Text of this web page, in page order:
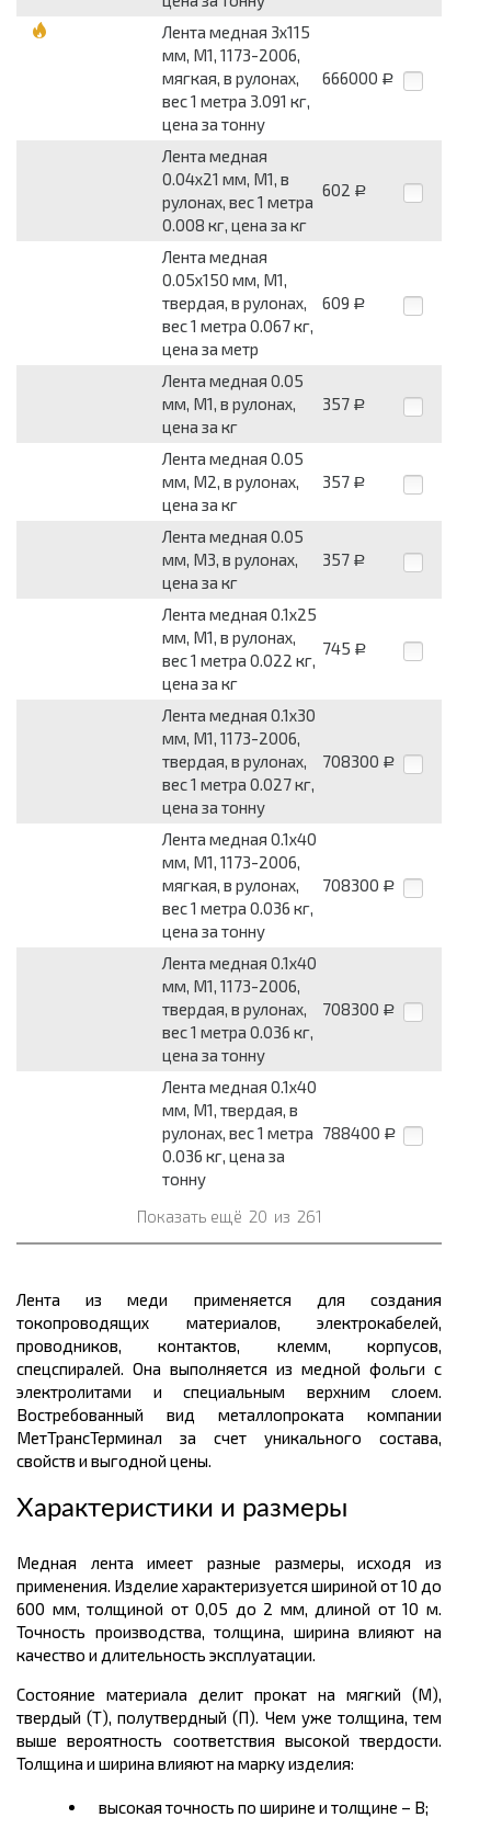
Лента медная 3x115
мм, М1, 1173-2006,
мягкая, в рулонах,
вес 1 метра 3.091 кг,
цена за тонну
666000 Р
Лента медная
0.04x21 мм, М1, в
рулонах, вес 1 метра
0.008 кг, цена за кг
602 Р
Лента медная
0.05x150 мм, М1,
твердая, в рулонах,
вес 1 метра 0.067 кг,
цена за метр
609 Р
Лента медная 0.05
мм, М1, в рулонах,
цена за кг
357 Р
Лента медная 0.05
мм, М2, в рулонах,
цена за кг
357 Р
Лента медная 0.05
мм, М3, в рулонах,
цена за кг
357 Р
Лента медная 0.1x25
мм, М1, в рулонах,
вес 1 метра 0.022 кг,
цена за кг
745 Р
Лента медная 0.1x30
мм, М1, 1173-2006,
твердая, в рулонах,
вес 1 метра 0.027 кг,
цена за тонну
708300 Р
Лента медная 0.1x40
мм, М1, 1173-2006,
мягкая, в рулонах,
вес 1 метра 0.036 кг,
цена за тонну
708300 Р
Лента медная 0.1x40
мм, М1, 1173-2006,
твердая, в рулонах,
вес 1 метра 0.036 кг,
цена за тонну
708300 Р
Лента медная 0.1x40
мм, М1, твердая, в
рулонах, вес 1 метра
0.036 кг, цена за
тонну
788400 Р
Показать ещё 20 из 261
Лента из меди применяется для создания
токопроводящих материалов, электрокабелей,
проводников, контактов, клемм, корпусов,
спецспиралей. Она выполняется из медной фольги с
электролитами и специальным верхним слоем.
Востребованный вид металлопроката компании
МетТрансТерминал за счет уникального состава,
свойств и выгодной цены.
Характеристики и размеры
Медная лента имеет разные размеры, исходя из
применения. Изделие характеризуется шириной от 10 до
600 мм, толщиной от 0,05 до 2 мм, длиной от 10 м.
Точность производства, толщина, ширина влияют на
качество и длительность эксплуатации.
Состояние материала делит прокат на мягкий (М),
твердый (Т), полутвердный (П). Чем уже толщина, тем
выше вероятность соответствия высокой твердости.
Толщина и ширина влияют на марку изделия:
высокая точность по ширине и толщине – В;